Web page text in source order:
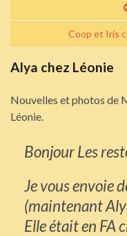
Coop et Iris
Alya chez Léonie
Nouvelles et photos de
Léonie.
Bonjour Les
Je vous envoie
(maintenant
Elle était en FA